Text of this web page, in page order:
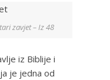
zavjet – Iz 48
iz Biblije i
je jedna od